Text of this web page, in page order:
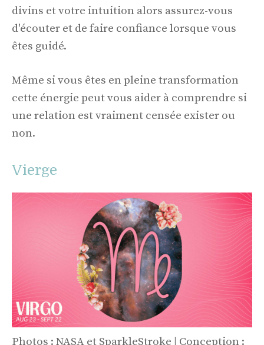
divins et votre intuition alors assurez-vous
d'écouter et de faire confiance lorsque vous
êtes guidé.
Même si vous êtes en pleine transformation
cette énergie peut vous aider à comprendre si
une relation est vraiment censée exister ou
non.
Vierge
Photos : NASA et SparkleStroke | Conception :